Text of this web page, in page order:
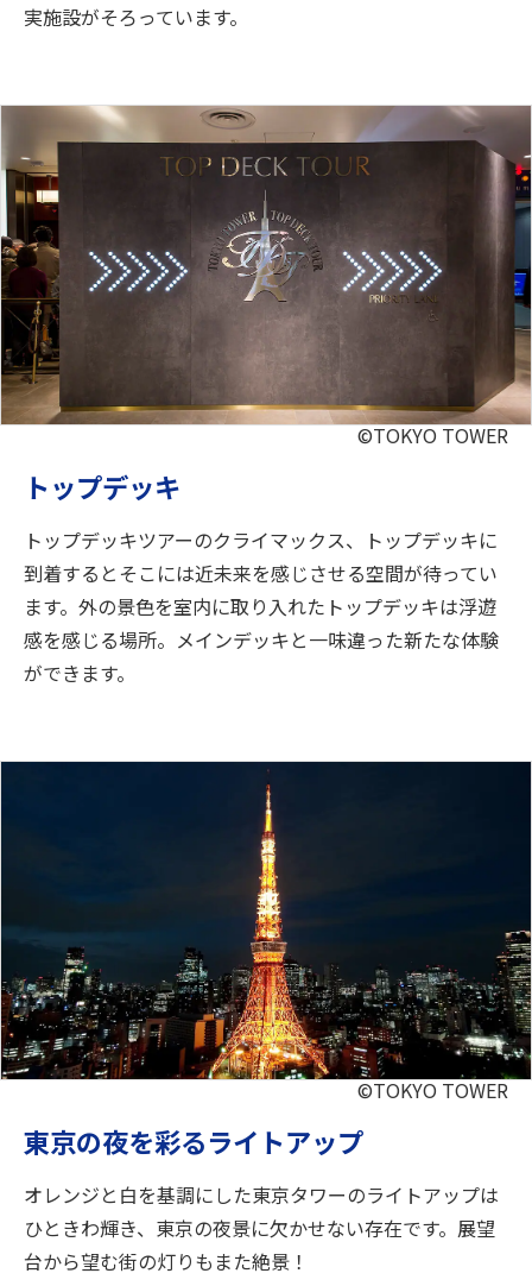
実施設がそろっています。
©TOKYO TOWER
トップデッキ
トップデッキツアーのクライマックス、トップデッキに
到着するとそこには近未来を感じさせる空間が待ってい
ます。外の景色を室内に取り入れたトップデッキは浮遊
感を感じる場所。メインデッキと一味違った新たな体験
ができます。
©TOKYO TOWER
東京の夜を彩るライトアップ
オレンジと白を基調にした東京タワーのライトアップは
ひときわ輝き、東京の夜景に欠かせない存在です。展望
台から望む街の灯りもまた絶景！